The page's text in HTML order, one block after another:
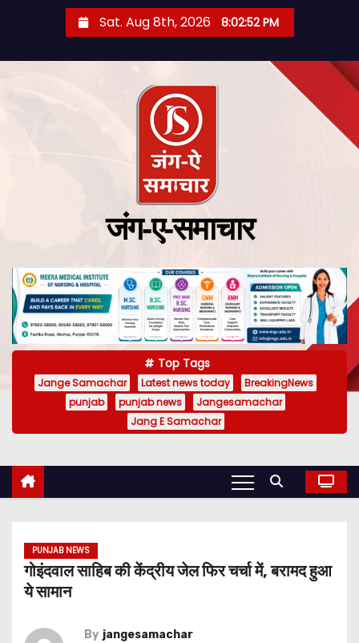
Sat. Aug 8th, 2026 8:02:53 PM
जंग-ए-समाचार
Top Tags
Jange Samachar Latest news today
BreakingNews
punjab
punjab news
Jangesamachar
Jang E Samachar
PUNJAB NEWS
गोइंदवाल साहिब की केंद्रीय जेल फिर चर्चा में, बरामद हुआ
ये सामान
By jangesamachar